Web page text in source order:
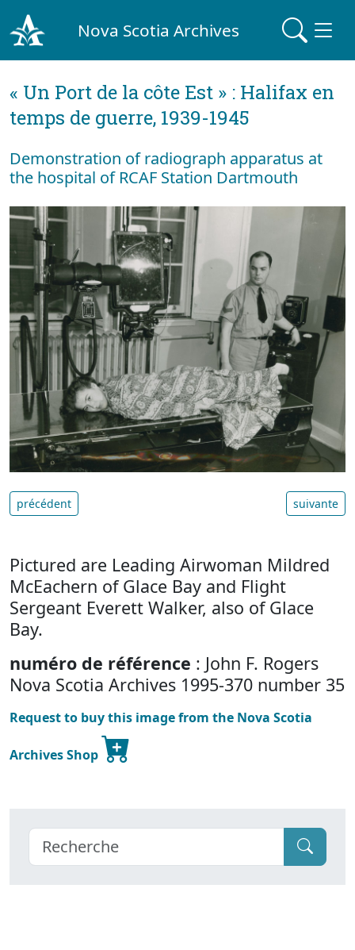
Nova Scotia Archives
« Un Port de la côte Est » : Halifax en
temps de guerre, 1939-1945
Demonstration of radiograph apparatus at
the hospital of RCAF Station Dartmouth
précédent suivante
Pictured are Leading Airwoman Mildred
McEachern of Glace Bay and Flight
Sergeant Everett Walker, also of Glace
Bay.
numéro de référence : John F. Rogers
Nova Scotia Archives 1995-370 number 35
Request to buy this image from the Nova Scotia
Archives Shop